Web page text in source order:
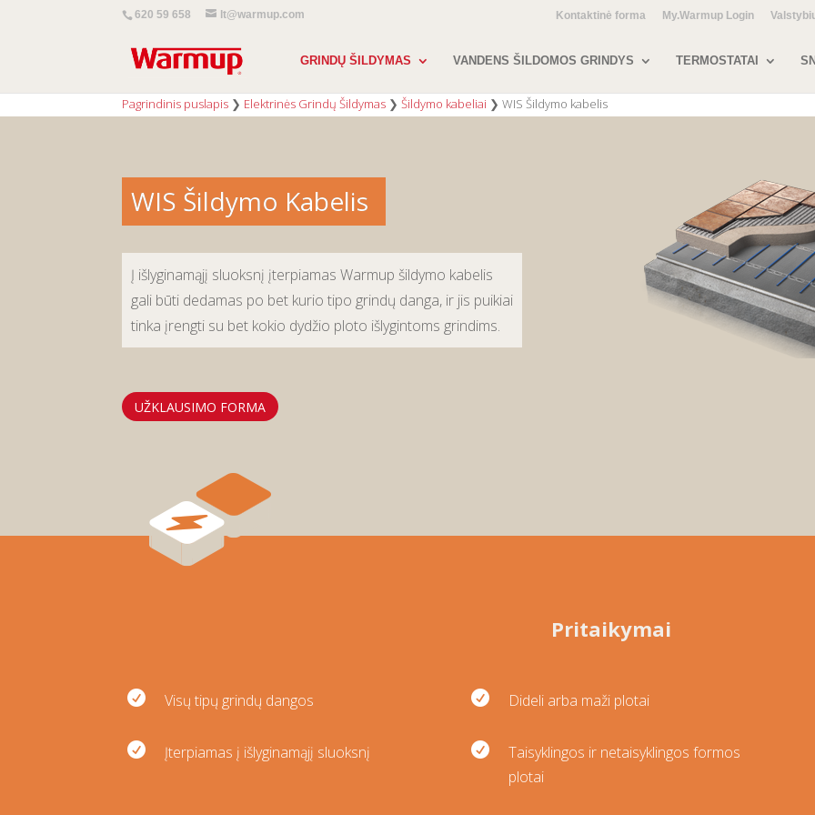
620 59 658 lt@warmup.com Kontaktinė forma My.Warmup Login
GRINDŲ ŠILDYMAS VANDENS ŠILDOMOS GRINDYS TERMOSTATAI
Pagrindinis puslapis ❯ Elektrinės Grindų Šildymas ❯Šildymo kabeliai ❯WIS Šildymo kabelis
WIS Šildymo Kabelis
Į išlyginamąjį sluoksnį įterpiamas Warmup šildymo kabelis
gali būti dedamas po bet kurio tipo grindų danga, ir jis puikiai
tinka įrengti su bet kokio dydžio ploto išlygintoms grindims.
UŽKLAUSIMO FORMA
Pritaikymai
 Visų tipų grindų dangos
 Įterpiamas į išlyginamąjį sluoksnį
 Dideli arba maži plotai

Taisyklingos ir netaisyklingos formos
plotai